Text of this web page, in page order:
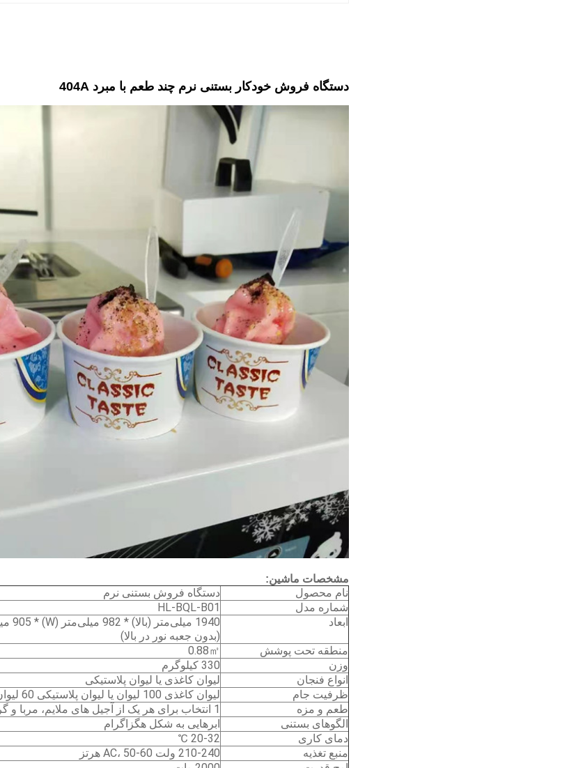
دستگاه فروش خودکار بستنی نرم چند طعم با مبرد 404A
مشخصات ماشین:
نام محصول
دستگاه فروش بستنی نرم
شماره مدل
HL-BQL-B01
ابعاد
1940 میلی‌متر (بالا) * 982 میلی‌متر (W) * 905 میلی‌متر (D)
(بدون جعبه نور در بالا)
منطقه تحت پوشش
0.88㎡
وزن
330 کیلوگرم
انواع فنجان
لیوان کاغذی یا لیوان پلاستیکی
ظرفیت جام
لیوان کاغذی 100 لیوان یا لیوان پلاستیکی 60 لیوان
طعم و مزه
1 انتخاب برای هر یک از آجیل های ملایم، مربا و گرانلودار
الگوهای بستنی
ابرهایی به شکل هگزاگرام
دمای کاری
20-32 ℃
منبع تغذیه
210-240 ولت AC، 50-60 هرتز